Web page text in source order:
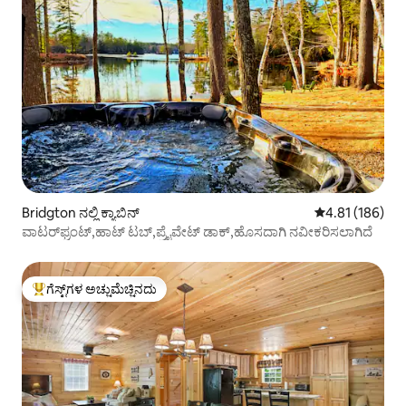
Bridgton ನಲ್ಲಿ ಕ್ಯಾಬಿನ್ 5 ರಲ್ಲಿ 4.81
4.81 (186)
ವಾಟರ್‌ಫ್ರಂಟ್,ಹಾಟ್ ಟಬ್,ಪ್ರೈವೇಟ್ ಡಾಕ್,ಹೊಸದಾಗಿ ನವೀಕರಿಸಲಾಗಿದೆ
ಗೆಸ್ಟ್‌ಗಳಿಗೆ ಅತಿ ಹೆಚ್ಚು ಅಚ್ಚುಮೆಚ್ಚಿನದು
ಗೆಸ್ಟ್‌ಗಳ ಅಚ್ಚುಮೆಚ್ಚಿನದು